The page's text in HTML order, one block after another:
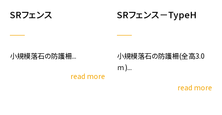
SRフェンス
小規模落石の防護柵...
read more
SRフェンス－TypeH
小規模落石の防護柵(全高3.0
ｍ)...
read more